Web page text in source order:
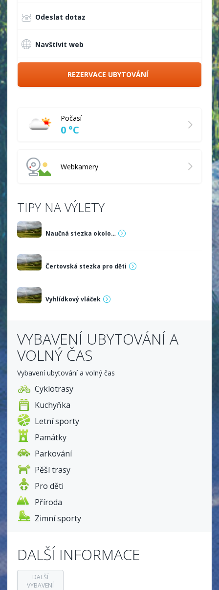
Odeslat dotaz
Navštívit web
REZERVACE UBYTOVÁNÍ
Počasí
0 °C
Webkamery
TIPY NA VÝLETY
Naučná stezka okolo…
Čertovská stezka pro děti
Vyhlídkový vláček
VYBAVENÍ UBYTOVÁNÍ A
VOLNÝ ČAS
Vybavení ubytování a volný čas
Cyklotrasy
Kuchyňka
Letní sporty
Památky
Parkování
Pěší trasy
Pro děti
Příroda
Zimní sporty
DALŠÍ INFORMACE
DALŠÍ
VYBAVENÍ